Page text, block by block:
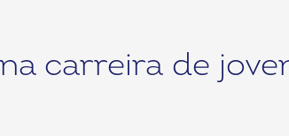
carreira de